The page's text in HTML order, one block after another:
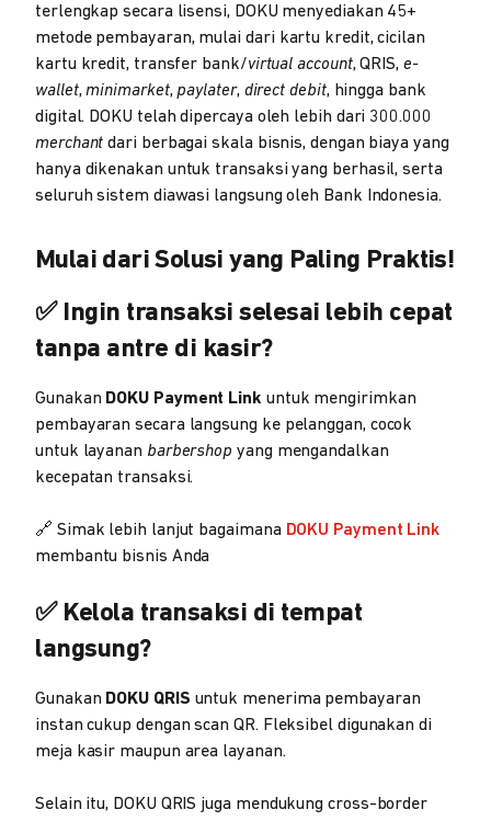
terlengkap secara lisensi, DOKU menyediakan 45+
metode pembayaran, mulai dari kartu kredit, cicilan
kartu kredit, transfer bank/virtual account, QRIS, e-
wallet,minimarket, paylater, direct debit, hingga bank
digital. DOKU telah dipercaya oleh lebih dari 300.000
merchant dari berbagai skala bisnis, dengan biaya yang
hanya dikenakan untuk transaksi yang berhasil, serta
seluruh sistem diawasi langsung oleh Bank Indonesia.
Mulai dari Solusi yang Paling Praktis!
✅ Ingin transaksi selesai lebih cepat
tanpa antre di kasir?
Gunakan DOKU Payment Link untuk mengirimkan
pembayaran secara langsung ke pelanggan, cocok
untuk layanan barbershop yang mengandalkan
kecepatan transaksi.
🔗 Simak lebih lanjut bagaimana DOKU Payment Link
membantu bisnis Anda
✅ Kelola transaksi di tempat
langsung?
Gunakan DOKU QRIS untuk menerima pembayaran
instan cukup dengan scan QR. Fleksibel digunakan di
meja kasir maupun area layanan.
Selain itu, DOKU QRIS juga mendukung cross-border